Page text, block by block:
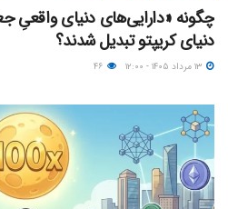
چگونه «دارایی‌های دنیای واقعیِ
دنیای کریپتو تبدیل شدند؟